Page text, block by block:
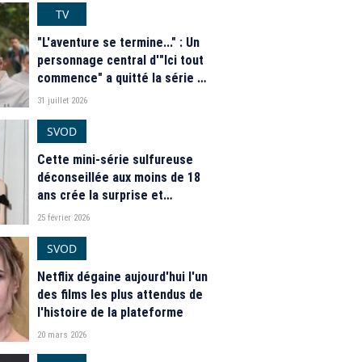
"Flashback" sur TF1
TV
"L'aventure se termine..." : Un
personnage central d'"Ici tout
commence" a quitté la série de
TF1
31 juillet 2026
SVOD
Cette mini-série sulfureuse
déconseillée aux moins de 18
ans crée la surprise et
s'impose au sommet du top
25 février 2026
SVOD
Netflix dégaine aujourd'hui l'un
des films les plus attendus de
l'histoire de la plateforme
20 mars 2026